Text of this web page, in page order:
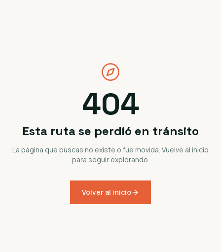
404
Esta ruta se perdió en tránsito
La página que buscas no existe o fue movida. Vuelve al inicio
para seguir explorando.
Volver al inicio